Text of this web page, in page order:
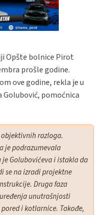
Opšte bolnice Pirot
prošle godine.
ove godine, rekla je u
pomoćnica
razloga.
je podrazumevala
Golubovićeva i istakla da
se na izradi projektne
Druga faza
unutrašnjosti
i kotlarnice. Takođe,